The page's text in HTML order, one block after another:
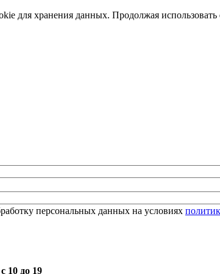
для хранения данных. Продолжая использовать
персональных данных на условиях
10 до 19